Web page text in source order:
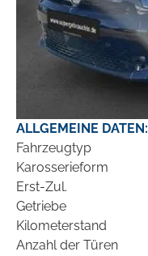
ALLGEMEINE DATEN:
Fahrzeugtyp
Karosserieform
Erst-Zul.
Getriebe
Kilometerstand
Anzahl der Türen